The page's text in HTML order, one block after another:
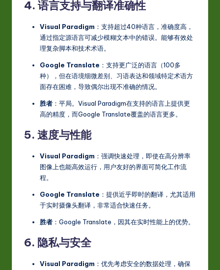
4. 语言支持与翻译准确性
Visual Paradigm ：支持超过40种语言，准确度高，
通过指定源语言可减少模糊文本中的错误。能够有效处
理复杂脚本和技术术语。
Google Translate ：支持更广泛的语言（100多
种），但在语境细微差别、习语表达和领域特定术语方
面存在困难，导致偶尔出现不准确的情况。
胜者 ：平局。Visual Paradigm在支持的语言上提供更
高的精度，而Google Translate覆盖的语言更多。
5. 速度与性能
Visual Paradigm ：强调快速处理，即使在高分辨率
图像上也能高效运行，用户友好的界面可简化工作流
程。
Google Translate ：提供近乎即时的翻译，尤其适用
于实时摄像头翻译，非常适合快速任务。
胜者 ：Google Translate，因其在实时性能上的优势。
6. 隐私与安全
Visual Paradigm ：优先考虑安全的数据处理，确保